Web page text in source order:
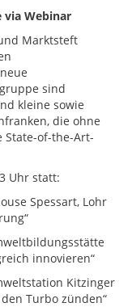
via Webinar
Marktsteft
sind
kleine sowie
die ohne
State-of-the-Art-
Uhr statt:
Spessart, Lohr
innovieren“
Kitzinger
Turbo zünden“